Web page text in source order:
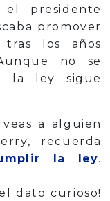
presidente
promover
los años
no se
la ley sigue
a alguien
recuerda
la ley.
dato curioso!